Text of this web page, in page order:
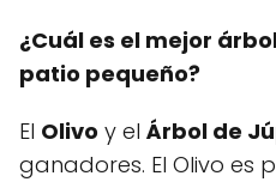
¿Cuál es el mejor
patio pequeño?
El Olivo y el Árbol de
ganadores. El Olivo es